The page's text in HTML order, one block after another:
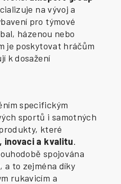
na vývoj a
pro týmové
házenou nebo
je poskytovat hráčům
k dosažení
specifickým
sportů i samotných
které
a kvalitu.
spojována
a to zejména díky
rukavicím a